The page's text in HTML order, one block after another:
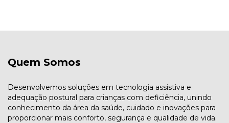
Quem Somos
Desenvolvemos soluções em tecnologia assistiva e
adequação postural para crianças com deficiência, unindo
conhecimento da área da saúde, cuidado e inovações para
proporcionar mais conforto, segurança e qualidade de vida.